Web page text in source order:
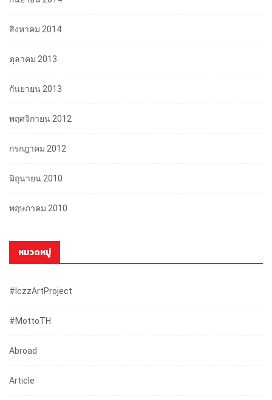
สิงหาคม 2014
ตุลาคม 2013
กันยายน 2013
พฤศจิกายน 2012
กรกฎาคม 2012
มิถุนายน 2010
พฤษภาคม 2010
หมวดหมู่
#iczzArtProject
#mottoTH
Abroad
Article